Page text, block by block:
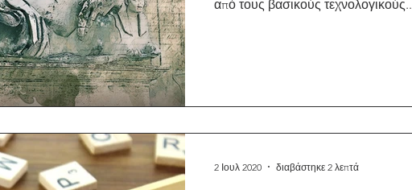
από τους βασικούς
2 Ιουλ 2020 διαβάστηκε 2 λεπτά